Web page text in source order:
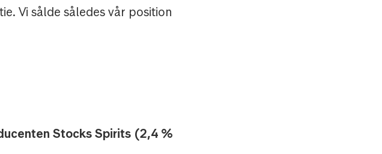
Vi sålde således vår position
Stocks Spirits (2,4 %